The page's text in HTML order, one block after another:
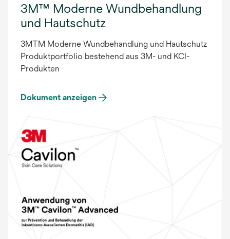
3M™ Moderne Wundbehandlung
und Hautschutz
3MTM Moderne Wundbehandlung und Hautschutz
Produktportfolio bestehend aus 3M- und KCI-
Produkten
Dokument anzeigen